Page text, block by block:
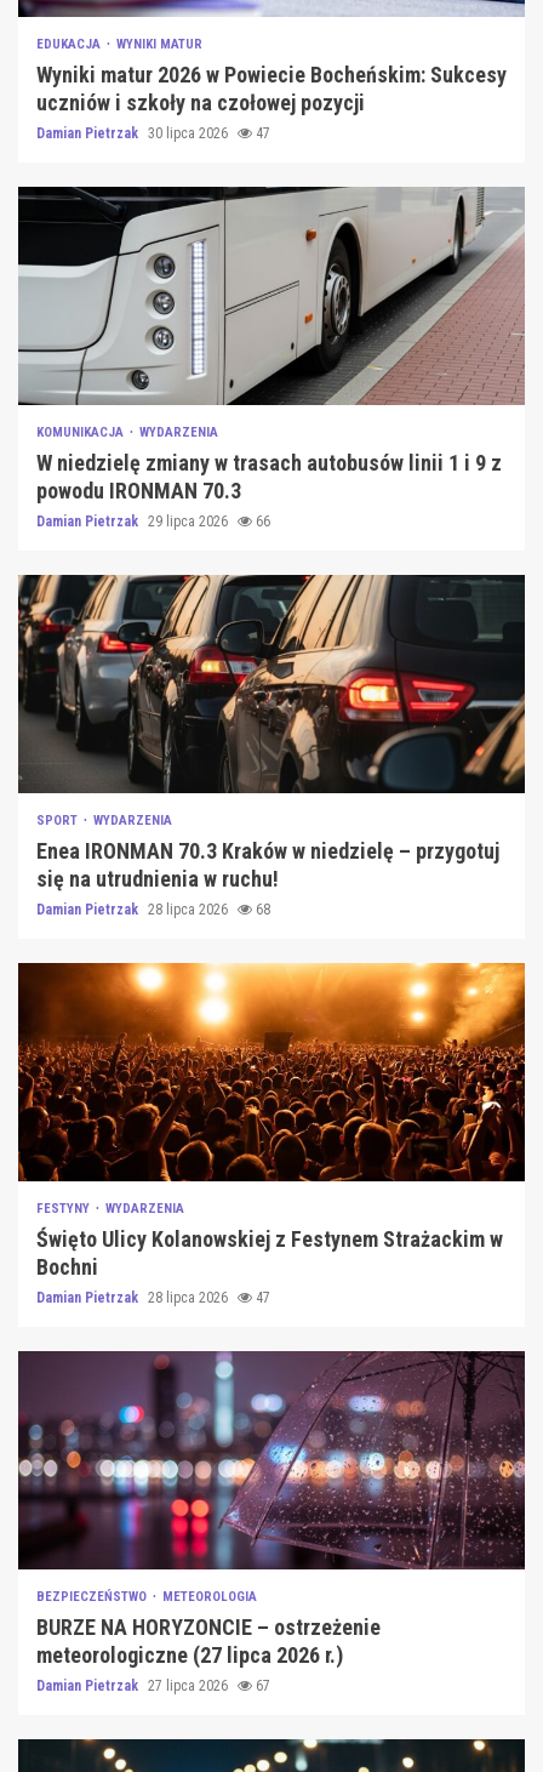
EDUKACJA WYNIKI MATUR
Wyniki matur 2026 w Powiecie Bocheńskim: Sukcesy
uczniów i szkoły na czołowej pozycji
Damian Pietrzak 30 lipca 2026 47
KOMUNIKACJA WYDARZENIA
W niedzielę zmiany w trasach autobusów linii 1 i 9 z
powodu IRONMAN 70.3
Damian Pietrzak 29 lipca 2026 66
SPORT WYDARZENIA
Enea IRONMAN 70.3 Kraków w niedzielę – przygotuj
się na utrudnienia w ruchu!
Damian Pietrzak 28 lipca 2026 68
FESTYNY WYDARZENIA
Święto Ulicy Kolanowskiej z Festynem Strażackim w
Bochni
Damian Pietrzak 28 lipca 2026 47
BEZPIECZEŃSTWO METEOROLOGIA
BURZE NA HORYZONCIE – ostrzeżenie
meteorologiczne (27 lipca 2026 r.)
Damian Pietrzak 27 lipca 2026 67